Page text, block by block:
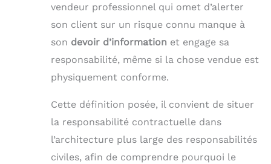
vendeur professionnel qui omet d’alerter
son client sur un risque connu manque à
son devoir d’information et engage sa
responsabilité, même si la chose vendue est
physiquement conforme.
Cette définition posée, il convient de situer
la responsabilité contractuelle dans
l’architecture plus large des responsabilités
civiles, afin de comprendre pourquoi le